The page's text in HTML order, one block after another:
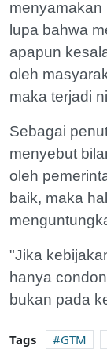
menyamakan
lupa bahwa
apapun
oleh
maka terjadi
Sebagai
menyebut
oleh
baik, maka
"Jika
hanya
bukan pada
Tags GTM